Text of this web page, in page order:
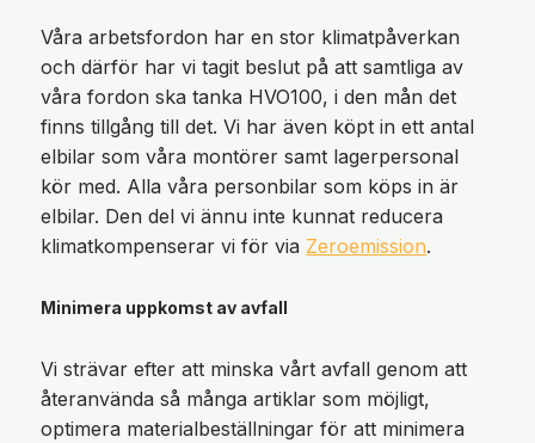
Våra arbetsfordon har en stor klimatpåverkan
och därför har vi tagit beslut på att samtliga av
våra fordon ska tanka HVO100, i den mån det
finns tillgång till det. Vi har även köpt in ett antal
elbilar som våra montörer samt lagerpersonal
kör med. Alla våra personbilar som köps in är
elbilar. Den del vi ännu inte kunnat reducera
klimatkompenserar vi för via Zeroemission.
Minimera uppkomst av avfall
Vi strävar efter att minska vårt avfall genom att
återanvända så många artiklar som möjligt,
optimera materialbeställningar för att minimera